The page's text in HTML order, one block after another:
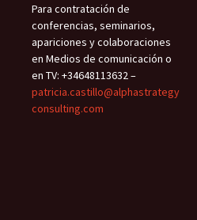
Para contratación de
conferencias, seminarios,
apariciones y colaboraciones
en Medios de comunicación o
en TV: +34648113632 –
patricia.castillo@alphastrategy
consulting.com